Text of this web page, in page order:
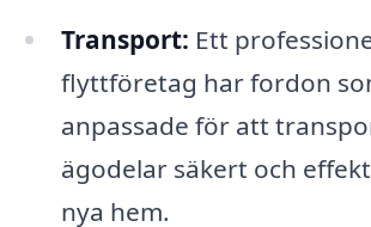
Transport: Ett
flyttföretag har fordon
anpassade för att
ägodelar säkert och
nya hem.